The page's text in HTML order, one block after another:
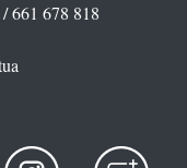
661 678 818